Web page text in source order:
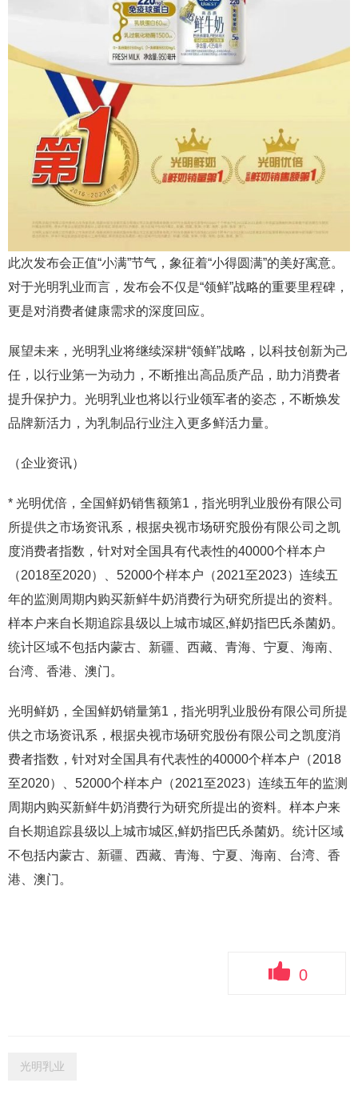
此次发布会正值“小满”节气，象征着“小得圆满”的美好寓意。
对于光明乳业而言，发布会不仅是“领鲜”战略的重要里程碑，
更是对消费者健康需求的深度回应。
展望未来，光明乳业将继续深耕“领鲜”战略，以科技创新为己
任，以行业第一为动力，不断推出高品质产品，助力消费者
提升保护力。光明乳业也将以行业领军者的姿态，不断焕发
品牌新活力，为乳制品行业注入更多鲜活力量。
（企业资讯）
* 光明优倍，全国鲜奶销售额第1，指光明乳业股份有限公司
所提供之市场资讯系，根据央视市场研究股份有限公司之凯
度消费者指数，针对对全国具有代表性的40000个样本户
（2018至2020）、52000个样本户（2021至2023）连续五
年的监测周期内购买新鲜牛奶消费行为研究所提出的资料。
样本户来自长期追踪县级以上城市城区,鲜奶指巴氏杀菌奶。
统计区域不包括内蒙古、新疆、西藏、青海、宁夏、海南、
台湾、香港、澳门。
光明鲜奶，全国鲜奶销量第1，指光明乳业股份有限公司所提
供之市场资讯系，根据央视市场研究股份有限公司之凯度消
费者指数，针对对全国具有代表性的40000个样本户（2018
至2020）、52000个样本户（2021至2023）连续五年的监测
周期内购买新鲜牛奶消费行为研究所提出的资料。样本户来
自长期追踪县级以上城市城区,鲜奶指巴氏杀菌奶。统计区域
不包括内蒙古、新疆、西藏、青海、宁夏、海南、台湾、香
港、澳门。
0
光明乳业